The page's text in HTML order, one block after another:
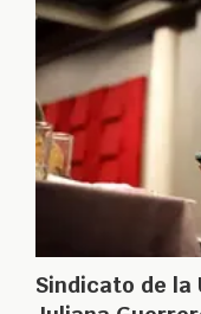
Sindicato de la